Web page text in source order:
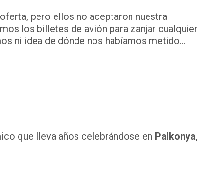
pero ellos no aceptaron nuestra
los billetes de avión para zanjar cualquier
ni idea de dónde nos habíamos metido…
que lleva años celebrándose en Palkonya,